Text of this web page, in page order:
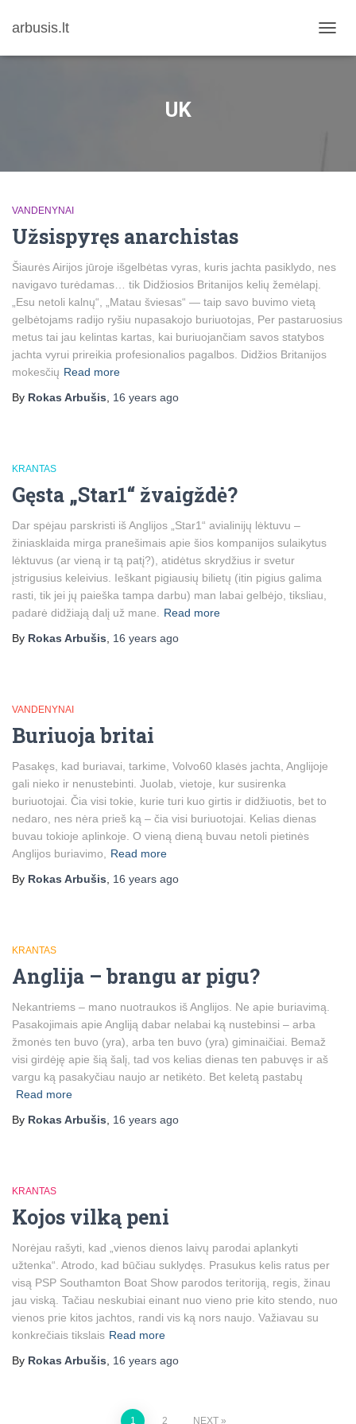
arbusis.lt
UK
VANDENYNAI
Užsispyręs anarchistas
Šiaurės Airijos jūroje išgelbėtas vyras, kuris jachta pasiklydo, nes
navigavo turėdamas… tik Didžiosios Britanijos kelių žemėlapį.
„Esu netoli kalnų“, „Matau šviesas“ — taip savo buvimo vietą
gelbėtojams radijo ryšiu nupasakojo buriuotojas, Per pastaruosius
metus tai jau kelintas kartas, kai buriuojančiam savos statybos
jachta vyrui prireikia profesionalios pagalbos. Didžios Britanijos
mokesčių Read more
By Rokas Arbušis 16 years ago
KRANTAS
Gęsta „Star1“ žvaigždė?
Dar spėjau parskristi iš Anglijos „Star1“ avialinijų lėktuvu –
žiniasklaida mirga pranešimais apie šios kompanijos sulaikytus
lėktuvus (ar vieną ir tą patį?), atidėtus skrydžius ir svetur
įstrigusius keleivius. Ieškant pigiausių bilietų (itin pigius galima
rasti, tik jei jų paieška tampa darbu) man labai gelbėjo, tiksliau,
padarė didžiają dalį už mane.
Read more
By Rokas Arbušis 16 years ago
VANDENYNAI
Buriuoja britai
Pasakęs, kad buriavai, tarkime, Volvo60 klasės jachta, Anglijoje
gali nieko ir nenustebinti. Juolab, vietoje, kur susirenka
buriuotojai. Čia visi tokie, kurie turi kuo girtis ir didžiuotis, bet to
nedaro, nes nėra prieš ką – čia visi buriuotojai. Kelias dienas
buvau tokioje aplinkoje. O vieną dieną buvau netoli pietinės
Anglijos buriavimo,
Read more
By Rokas Arbušis 16 years ago
KRANTAS
Anglija – brangu ar pigu?
Nekantriems – mano nuotraukos iš Anglijos. Ne apie buriavimą.
Pasakojimais apie Angliją dabar nelabai ką nustebinsi – arba
žmonės ten buvo (yra), arba ten buvo (yra) giminaičiai. Bemaž
visi girdėję apie šią šalį, tad vos kelias dienas ten pabuvęs ir aš
vargu ką pasakyčiau naujo ar netikėto. Bet keletą pastabų
Read more
By Rokas Arbušis 16 years ago
KRANTAS
Kojos vilką peni
Norėjau rašyti, kad „vienos dienos laivų parodai aplankyti
užtenka“. Atrodo, kad būčiau suklydęs. Prasukus kelis ratus per
visą PSP Southamton Boat Show parodos teritoriją, regis, žinau
jau viską. Tačiau neskubiai einant nuo vieno prie kito stendo, nuo
vienos prie kitos jachtos, randi vis ką nors naujo. Važiavau su
konkrečiais tikslais Read more
By Rokas Arbušis 16 years ago
1 2 NEXT